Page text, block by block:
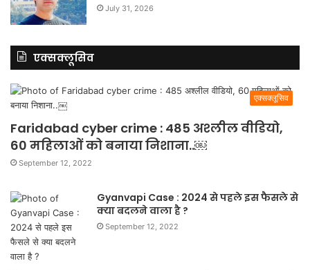
July 31, 2026
एक्सक्लूसिव
एक्सक्लूसिव
Faridabad cyber crime : 485 अश्लील वीडियो,
60 महिलाओं को बनाया निशाना..￼
September 12, 2022
Gyanvapi Case : 2024 से पहले इस फैसले से
क्या बदलने वाला है ?
September 12, 2022